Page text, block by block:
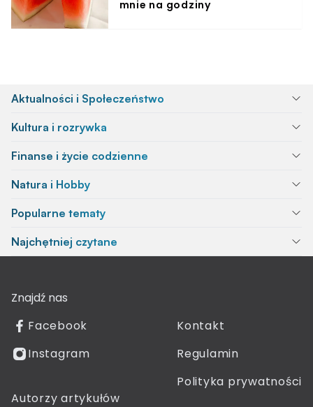
mnie na godziny
Aktualności i Społeczeństwo
Kultura i rozrywka
Finanse i życie codzienne
Natura i Hobby
Popularne tematy
Najchętniej czytane
Znajdź nas
Facebook
Instagram
Kontakt
Regulamin
Polityka prywatności
Autorzy artykułów